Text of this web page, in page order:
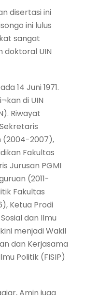
disertasi ini
ini lulus
sangat
doktoral UIN
14 Juni 1971.
di UIN
Riwayat
(2004-2007),
Fakultas
Jurusan PGMI
(2011-
Fakultas
Ketua Prodi
dan Ilmu
menjadi Wakil
dan Kerjasama
Politik (FISIP)